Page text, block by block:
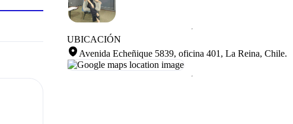
UBICACIÓN
Avenida Echeñique 5839, oficina 401, La Reina, Chile.